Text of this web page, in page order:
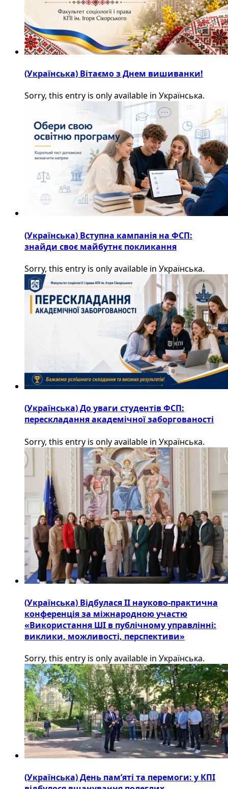
(Українська) Вітаємо з Днем вишиванки!
Sorry, this entry is only available in Українська.
(Українська) Вступна кампанія на ФСП:
знайди своє майбутнє покликання
Sorry, this entry is only available in Українська.
(Українська) До уваги студентів ФСП:
перескладання академічної заборгованості
Sorry, this entry is only available in Українська.
(Українська) Відбулася ІІ науково-практична
конференція за міжнародною участю
«Використання ШІ в публічному управлінні:
виклики, можливості, перспективи»
Sorry, this entry is only available in Українська.
(Українська) День пам’яті та перемоги: у КПІ